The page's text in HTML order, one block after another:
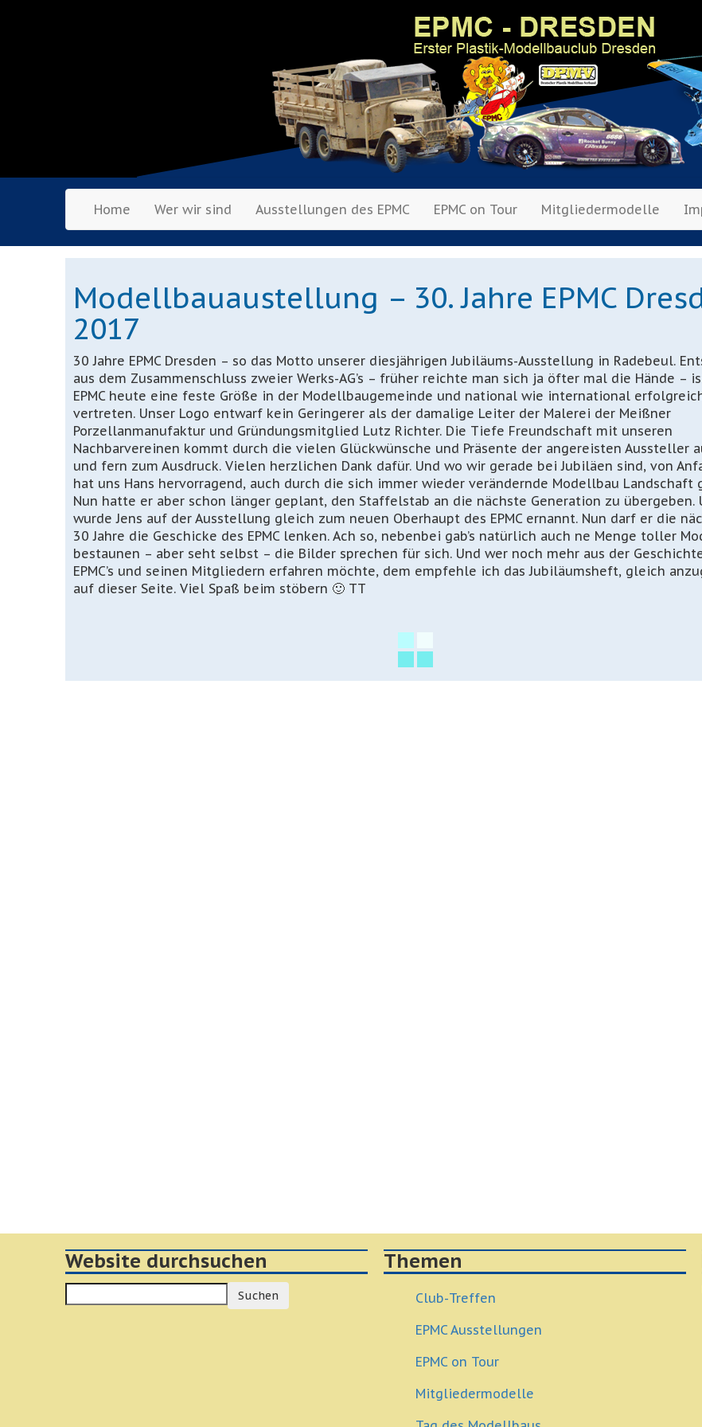
Home Wer wir sind Ausstellungen des EPMC EPMC on Tour Mitgliedermodelle
Modellbauaustellung – 30. Jahre EPMC
2017
30 Jahre EPMC Dresden – so das Motto unserer diesjährigen Jubiläums-Ausstellung in Radebeul.
aus dem Zusammenschluss zweier Werks-AG’s – früher reichte man sich ja öfter mal die Hände –
EPMC heute eine feste Größe in der Modellbaugemeinde und national wie international
vertreten. Unser Logo entwarf kein Geringerer als der damalige Leiter der Malerei der Meißner
Porzellanmanufaktur und Gründungsmitglied Lutz Richter. Die Tiefe Freundschaft mit unseren
Nachbarvereinen kommt durch die vielen Glückwünsche und Präsente der angereisten Aussteller
und fern zum Ausdruck. Vielen herzlichen Dank dafür. Und wo wir gerade bei Jubiläen sind, von
hat uns Hans hervorragend, auch durch die sich immer wieder verändernde Modellbau Landschaft
Nun hatte er aber schon länger geplant, den Staffelstab an die nächste Generation zu übergeben.
wurde Jens auf der Ausstellung gleich zum neuen Oberhaupt des EPMC ernannt. Nun darf er die
30 Jahre die Geschicke des EPMC lenken. Ach so, nebenbei gab’s natürlich auch ne Menge toller
bestaunen – aber seht selbst – die Bilder sprechen für sich. Und wer noch mehr aus der
EPMC’s und seinen Mitgliedern erfahren möchte, dem empfehle ich das Jubiläumsheft, gleich
auf dieser Seite. Viel Spaß beim stöbern 🙂 TT
Website durchsuchen
Suchen
Themen
Club-Treffen
EPMC Ausstellungen
EPMC on Tour
Mitgliedermodelle